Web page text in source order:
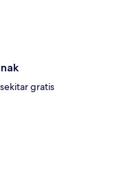
gratis